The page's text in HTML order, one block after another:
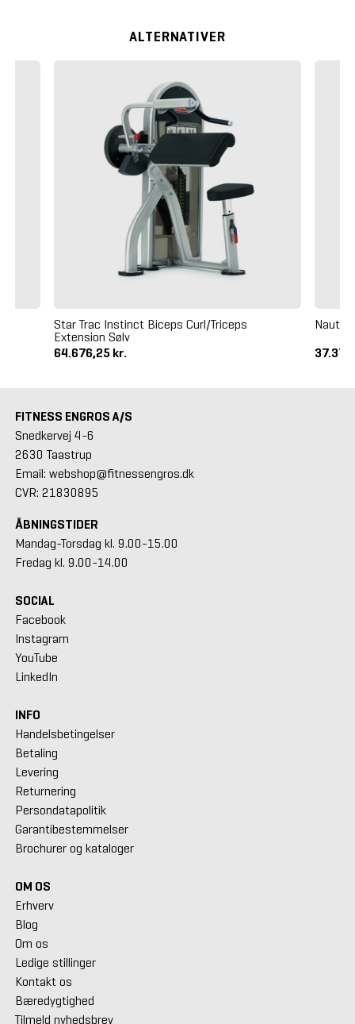
ALTERNATIVER
Star Trac Instinct Biceps Curl/Triceps
Extension Sølv
64.676,25 kr.
FITNESS ENGROS A/S
Snedkervej 4-6
2630 Taastrup
Email: webshop@fitnessengros.dk
CVR: 21830895
ÅBNINGSTIDER
Mandag-Torsdag kl. 9.00-15.00
Fredag kl. 9.00-14.00
SOCIAL
Facebook
Instagram
YouTube
LinkedIn
INFO
Handelsbetingelser
Betaling
Levering
Returnering
Persondatapolitik
Garantibestemmelser
Brochurer og kataloger
OM OS
Erhverv
Blog
Om os
Ledige stillinger
Kontakt os
Bæredygtighed
Tilmeld nyhedsbrev